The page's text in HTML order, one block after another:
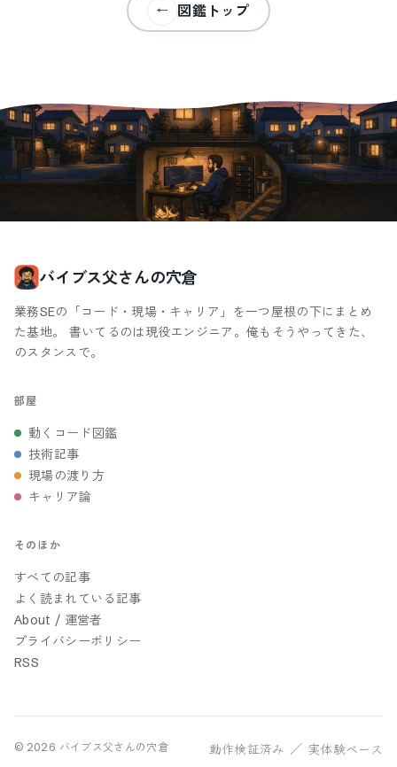
← 図鑑トップ
バイブス父さんの穴倉
業務SEの「コード・現場・キャリア」を一つ屋根の下にまとめ
た基地。 書いてるのは現役エンジニア。俺もそうやってきた、
のスタンスで。
部屋
動くコード図鑑
技術記事
現場の渡り方
キャリア論
そのほか
すべての記事
よく読まれている記事
About / 運営者
プライバシーポリシー
RSS
© 2026 バイブス父さんの穴倉 動作検証済み ／ 実体験ベース